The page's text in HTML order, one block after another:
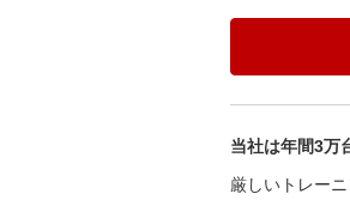
当社は年間3万
厳しいトレー